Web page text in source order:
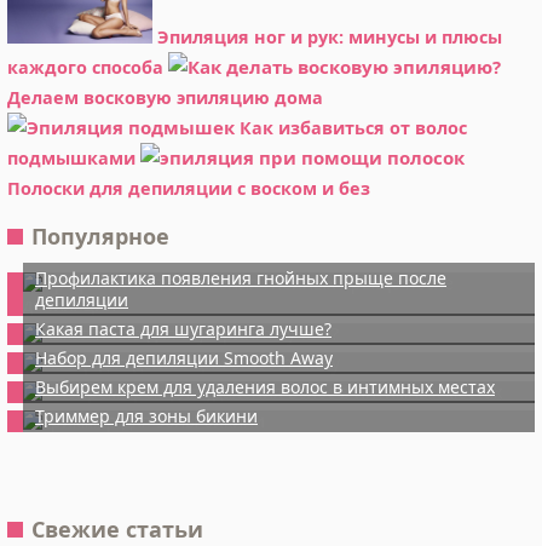
Эпиляция ног и рук: минусы и плюсы
каждого способа
Делаем восковую эпиляцию дома
Как избавиться от волос
подмышками
Полоски для депиляции с воском и без
Популярное
Профилактика появления гнойных прыще после
депиляции
Какая паста для шугаринга лучше?
Набор для депиляции Smooth Away
Выбирем крем для удаления волос в интимных местах
Триммер для зоны бикини
Свежие статьи